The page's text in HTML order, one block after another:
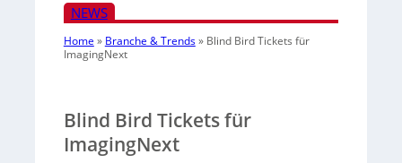
NEWS
Home » Branche & Trends» Blind Bird Tickets für
ImagingNext
Blind Bird Tickets für
ImagingNext